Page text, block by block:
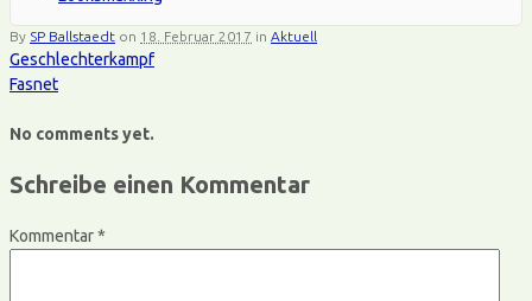
By SP Ballstaedt on 18. Februar 2017 in Aktuell
Geschlechterkampf
Fasnet
No comments yet.
Schreibe einen Kommentar
Kommentar*